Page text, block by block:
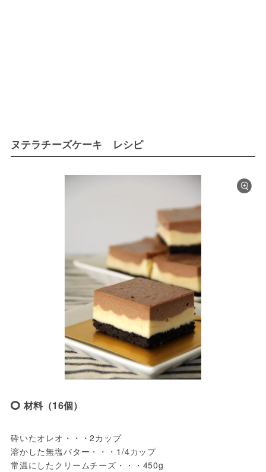
ヌテラチーズケーキ レシピ
材料（16個）
砕いたオレオ・・・2カップ
溶かした無塩バター・・・1/4カップ
常温にしたクリームチーズ・・・450g